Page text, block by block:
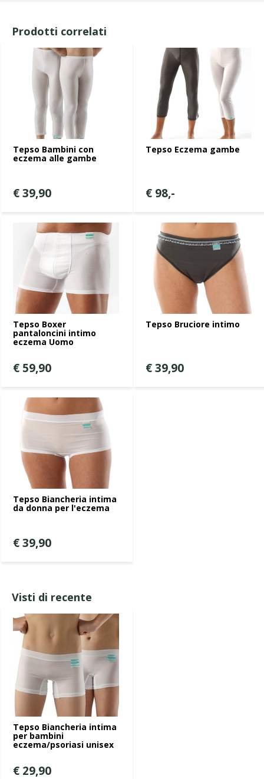
Prodotti correlati
Tepso Bambini con
eczema alle gambe
€ 39,90
Tepso Eczema gambe
€ 98,-
Tepso Boxer
pantaloncini intimo
eczema Uomo
€ 59,90
Tepso Bruciore intimo
€ 39,90
Tepso Biancheria intima
da donna per l'eczema
€ 39,90
Visti di recente
Tepso Biancheria intima
per bambini
eczema/psoriasi unisex
€ 29,90